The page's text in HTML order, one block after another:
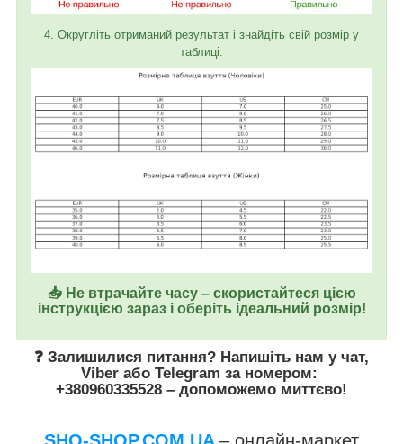
4. Округліть отриманий результат і знайдіть свій розмір у
таблиці.
📥 Не втрачайте часу – скористайтеся цією
інструкцією зараз і оберіть ідеальний розмір!
❓ Залишилися питання? Напишіть нам у чат,
Viber або Telegram за номером:
+380960335528 – допоможемо миттєво!